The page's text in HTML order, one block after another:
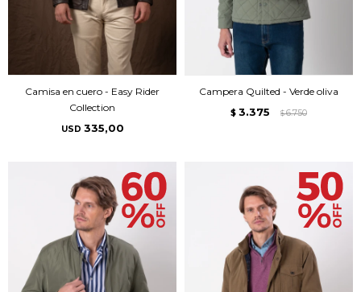
Camisa en cuero - Easy Rider
Collection
USD 335,00
Campera Quilted - Verde oliva
$ 3.375 $ 6.750